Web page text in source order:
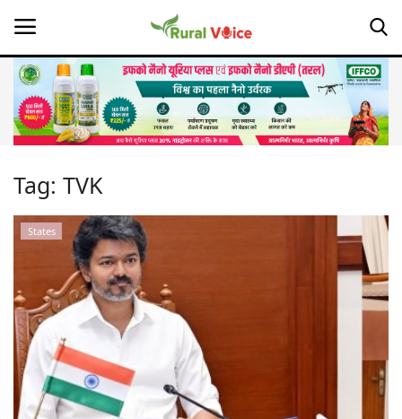
Home
About Us
Leadership Profiles
Opinion
Politics
Magazine
Tag: TVK
States